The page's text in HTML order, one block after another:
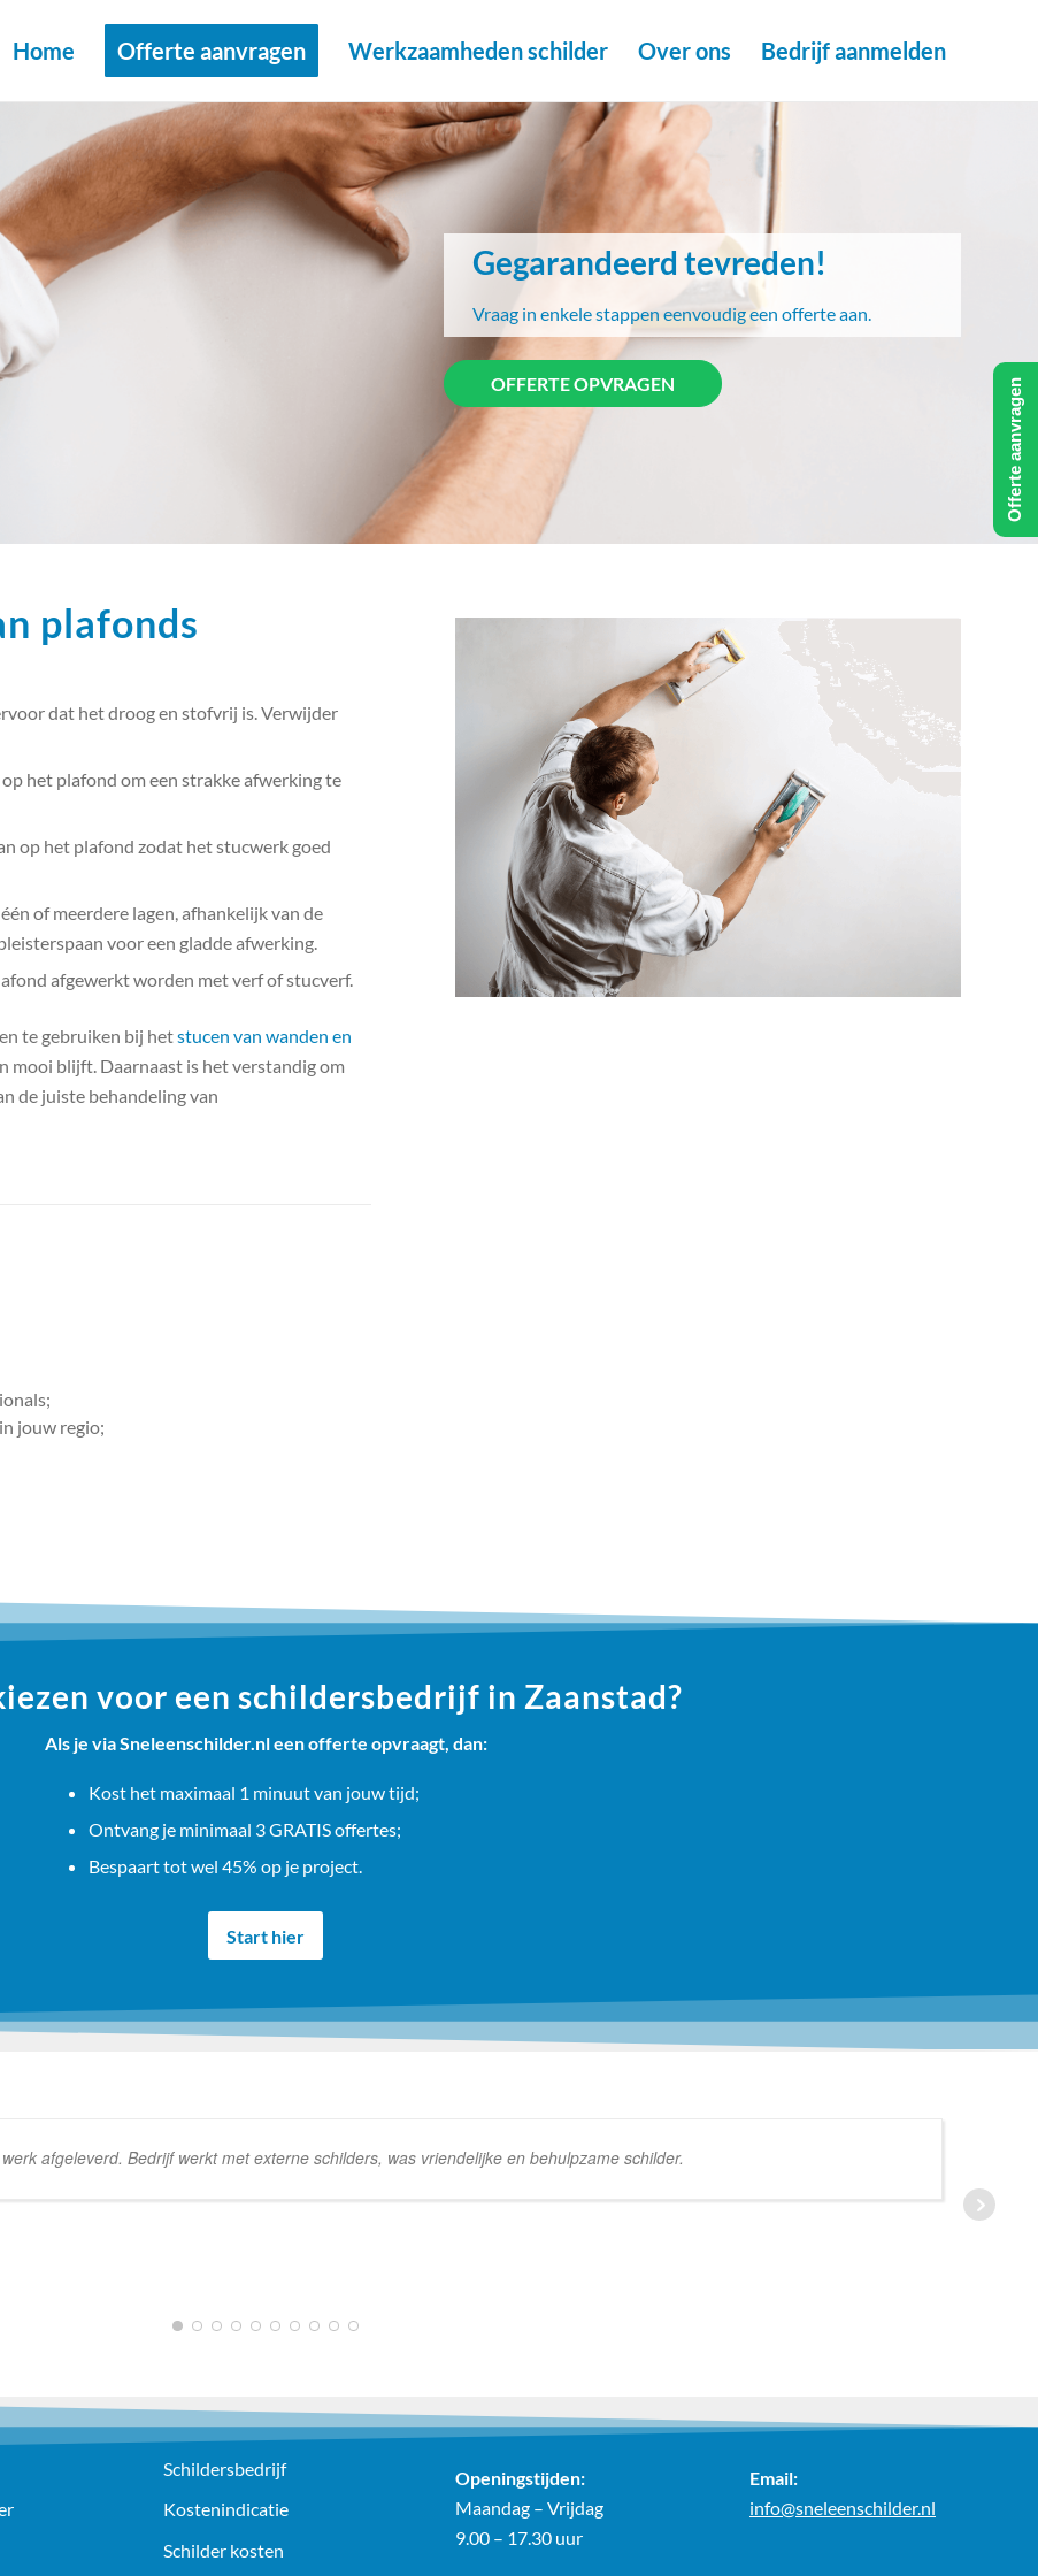
Home Offerte aanvragen Werkzaamheden schilder Over ons Bedrijf aanmelden
Gegarandeerd tevreden!
Vraag in enkele stappen eenvoudig een offerte aan.
OFFERTE OPVRAGEN
plafonds
dat het droog en stofvrij is. Verwijder
het plafond om een strakke afwerking te
op het plafond zodat het stucwerk goed
of meerdere lagen, afhankelijk van de
voor een gladde afwerking.
afgewerkt worden met verf of stucverf.
te gebruiken bij hetstucen van wanden en
mooi blijft. Daarnaast is het verstandig om
de juiste behandeling van
jouw regio;
voor een schildersbedrijf in Zaanstad?
Als je via Sneleenschilder.nl een offerte opvraagt, dan:
Kost het maximaal 1 minuut van jouw tijd;
Ontvang je minimaal 3 GRATIS offertes;
Bespaart tot wel 45% op je project.
Start hier
afgeleverd. Bedrijf werkt met externe schilders, was vriendelijke en behulpzame schilder.
Schildersbedrijf
Kostenindicatie
Schilder kosten
Openingstijden:
Maandag – Vrijdag
9.00 – 17.30 uur
Email:
info@sneleenschilder.nl
Offerte aanvragen